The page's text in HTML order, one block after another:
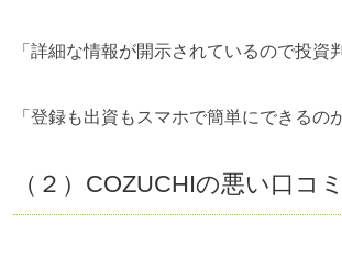
「詳細な情報が開示されているので投資
「登録も出資もスマホで簡単にできるの
（２） COZUCHIの悪い口コミ